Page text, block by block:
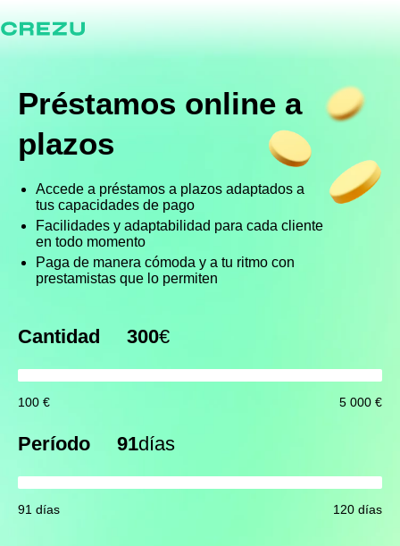
Préstamos online a
plazos
Accede a préstamos a plazos adaptados a
tus capacidades de pago
Facilidades y adaptabilidad para cada cliente
en todo momento
Paga de manera cómoda y a tu ritmo con
prestamistas que lo permiten
Cantidad 300€
100 € 5 000 €
Período 91días
91 días 120 días